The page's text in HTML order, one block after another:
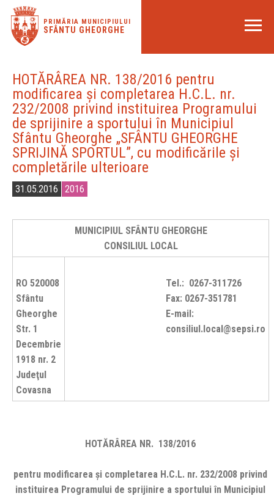
PRIMĂRIA MUNICIPIULUI
SFÂNTU GHEORGHE
HOTĂRÂREA NR. 138/2016 pentru
modificarea şi completarea H.C.L. nr.
232/2008 privind instituirea Programului
de sprijinire a sportului în Municipiul
Sfântu Gheorghe „SFÂNTU GHEORGHE
SPRIJINĂ SPORTUL”, cu modificările şi
completările ulterioare
31.05.2016 2016
MUNICIPIUL SFÂNTU GHEORGHE
CONSILIUL LOCAL
RO 520008
Sfântu
Gheorghe
Str. 1
Decembrie
1918 nr. 2
Judeţul
Covasna
Tel.: 0267-311726
Fax: 0267-351781
E-mail:
consiliul.local@sepsi.ro
HOTĂRÂREA NR. 138/2016
pentru modificarea şi completarea H.C.L. nr. 232/2008 privind
instituirea Programului de sprijinire a sportului în Municipiul